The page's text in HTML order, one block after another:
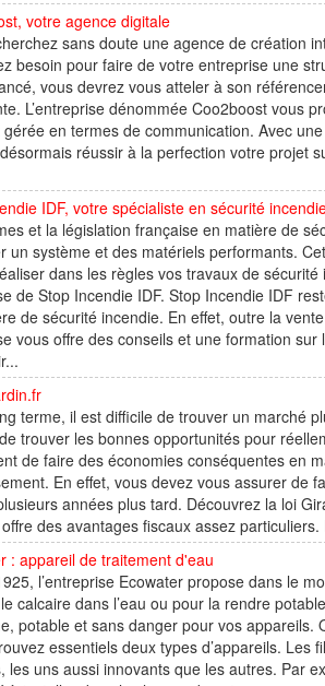
votre agence digitale
sans doute une agence de création
besoin pour faire de votre entreprise une
vous devrez vous atteler à son
L’entreprise dénommée Coo2boost vous
gérée en termes de communication. Avec
réussir à la perfection votre projet
IDF, votre spécialiste en sécurité
et la législation française en matière de
un système et des matériels performants.
dans les règles vos travaux de
de Stop Incendie IDF. Stop Incendie IDF
de sécurité incendie. En effet, outre la
vous offre des conseils et une formation
terme, il est difficile de trouver un marché
trouver les bonnes opportunités pour
de faire des économies conséquentes en
En effet, vous devez vous assurer de
années plus tard. Découvrez la loi
des avantages fiscaux assez particuliers.
: appareil de traitement d'eau
l’entreprise Ecowater propose dans le
calcaire dans l’eau ou pour la rendre
potable et sans danger pour vos appareils.
essentiels deux types d’appareils. Les
les uns aussi innovants que les autres. Par